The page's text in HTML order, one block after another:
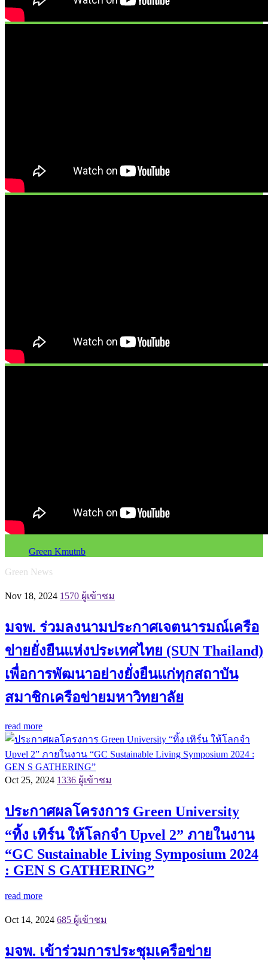
Green Kmutnb
Green News
Nov 18, 2024 1570 ผู้เข้าชม
มจพ. ร่วมลงนามประกาศเจตนารมณ์เครือ
ข่ายยั่งยืนแห่งประเทศไทย (SUN Thailand)
เพื่อการพัฒนาอย่างยั่งยืนแก่ทุกสถาบัน
สมาชิกเครือข่ายมหาวิทยาลัย
read more
Oct 25, 2024 1336 ผู้เข้าชม
ประกาศผลโครงการ Green University
“ทิ้ง เทิร์น ให้โลกจำ Upvel 2” ภายในงาน
“GC Sustainable Living Symposium 2024
: GEN S GATHERING”
read more
Oct 14, 2024 685 ผู้เข้าชม
มจพ. เข้าร่วมการประชุมเครือข่าย